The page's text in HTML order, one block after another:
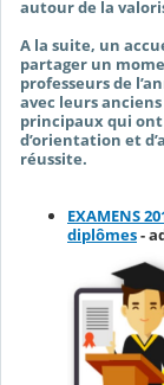
autour de la
A la suite, un
partager un
professeurs de
avec leurs
principaux qui
d’orientation et
réussite.
EXAMENS
diplômes-